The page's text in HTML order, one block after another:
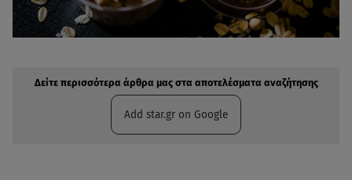
Δείτε περισσότερα άρθρα μας στα αποτελέσματα αναζήτησης
Add star.gr on Google